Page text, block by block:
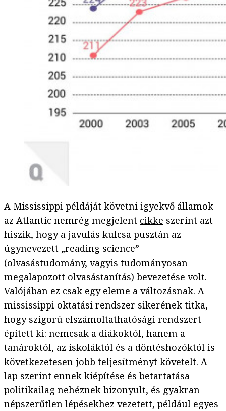
A Mississippi példáját követni igyekvő államok
az Atlantic nemrég megjelent cikke szerint azt
hiszik, hogy a javulás kulcsa pusztán az
úgynevezett „reading science”
(olvasástudomány, vagyis tudományosan
megalapozott olvasástanítás) bevezetése volt.
Valójában ez csak egy eleme a változásnak. A
mississippi oktatási rendszer sikerének titka,
hogy szigorú elszámoltathatósági rendszert
épített ki: nemcsak a diákoktól, hanem a
tanároktól, az iskoláktól és a döntéshozóktól is
következetesen jobb teljesítményt követelt. A
lap szerint ennek kiépítése és betartatása
politikailag nehéznek bizonyult, és gyakran
népszerűtlen lépésekhez vezetett, például egyes